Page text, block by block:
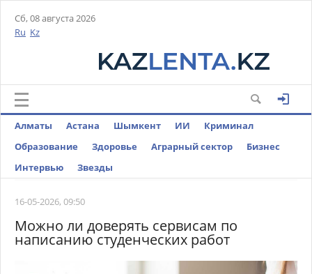
Сб, 08 августа 2026
Ru Kz
Алматы Астана Шымкент ИИ
Криминал
Образование
Здоровье Аграрный сектор
Бизнес
Интервью
Звезды
16-05-2026, 09:50
Можно ли доверять сервисам по
написанию студенческих работ